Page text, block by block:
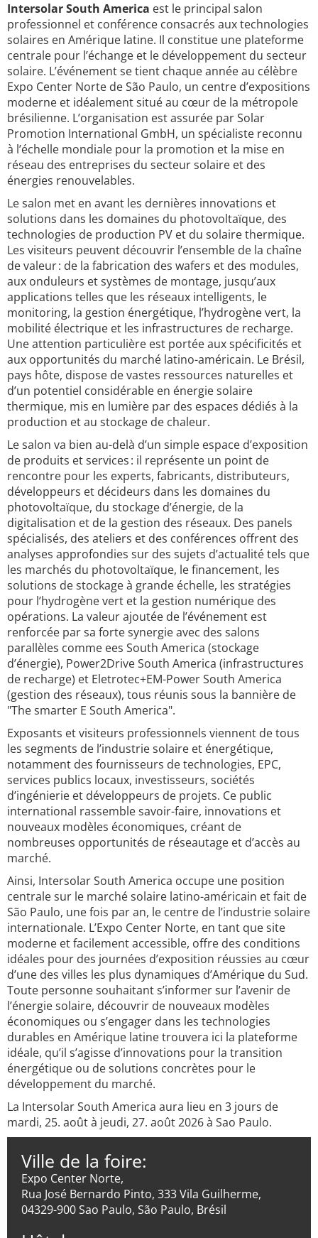
Intersolar South America est le principal salon
professionnel et conférence consacrés aux technologies
solaires en Amérique latine. Il constitue une plateforme
centrale pour l’échange et le développement du secteur
solaire. L’événement se tient chaque année au célèbre
Expo Center Norte de São Paulo, un centre d’expositions
moderne et idéalement situé au cœur de la métropole
brésilienne. L’organisation est assurée par Solar
Promotion International GmbH, un spécialiste reconnu
à l’échelle mondiale pour la promotion et la mise en
réseau des entreprises du secteur solaire et des
énergies renouvelables.
Le salon met en avant les dernières innovations et
solutions dans les domaines du photovoltaïque, des
technologies de production PV et du solaire thermique.
Les visiteurs peuvent découvrir l’ensemble de la chaîne
de valeur : de la fabrication des wafers et des modules,
aux onduleurs et systèmes de montage, jusqu’aux
applications telles que les réseaux intelligents, le
monitoring, la gestion énergétique, l’hydrogène vert, la
mobilité électrique et les infrastructures de recharge.
Une attention particulière est portée aux spécificités et
aux opportunités du marché latino-américain. Le Brésil,
pays hôte, dispose de vastes ressources naturelles et
d’un potentiel considérable en énergie solaire
thermique, mis en lumière par des espaces dédiés à la
production et au stockage de chaleur.
Le salon va bien au-delà d’un simple espace d’exposition
de produits et services : il représente un point de
rencontre pour les experts, fabricants, distributeurs,
développeurs et décideurs dans les domaines du
photovoltaïque, du stockage d’énergie, de la
digitalisation et de la gestion des réseaux. Des panels
spécialisés, des ateliers et des conférences offrent des
analyses approfondies sur des sujets d’actualité tels que
les marchés du photovoltaïque, le financement, les
solutions de stockage à grande échelle, les stratégies
pour l’hydrogène vert et la gestion numérique des
opérations. La valeur ajoutée de l’événement est
renforcée par sa forte synergie avec des salons
parallèles comme ees South America (stockage
d’énergie), Power2Drive South America (infrastructures
de recharge) et Eletrotec+EM-Power South America
(gestion des réseaux), tous réunis sous la bannière de
"The smarter E South America".
Exposants et visiteurs professionnels viennent de tous
les segments de l’industrie solaire et énergétique,
notamment des fournisseurs de technologies, EPC,
services publics locaux, investisseurs, sociétés
d’ingénierie et développeurs de projets. Ce public
international rassemble savoir-faire, innovations et
nouveaux modèles économiques, créant de
nombreuses opportunités de réseautage et d’accès au
marché.
Ainsi, Intersolar South America occupe une position
centrale sur le marché solaire latino-américain et fait de
São Paulo, une fois par an, le centre de l’industrie solaire
internationale. L’Expo Center Norte, en tant que site
moderne et facilement accessible, offre des conditions
idéales pour des journées d’exposition réussies au cœur
d’une des villes les plus dynamiques d’Amérique du Sud.
Toute personne souhaitant s’informer sur l’avenir de
l’énergie solaire, découvrir de nouveaux modèles
économiques ou s’engager dans les technologies
durables en Amérique latine trouvera ici la plateforme
idéale, qu’il s’agisse d’innovations pour la transition
énergétique ou de solutions concrètes pour le
développement du marché.
La Intersolar South America aura lieu en 3 jours de
mardi, 25. août à jeudi, 27. août 2026 à Sao Paulo.
Ville de la foire:
Expo Center Norte,
Rua José Bernardo Pinto, 333 Vila Guilherme,
04329-900 Sao Paulo, São Paulo, Brésil